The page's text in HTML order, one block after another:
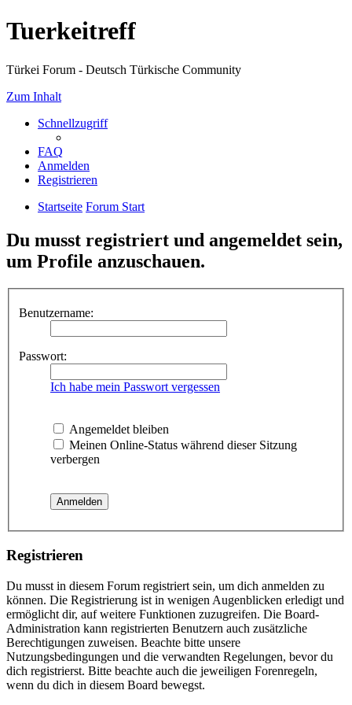
Tuerkeitreff
Türkei Forum - Deutsch Türkische Community
Zum Inhalt
Schnellzugriff
FAQ
Anmelden
Registrieren
Startseite Forum Start
Du musst registriert und angemeldet sein,
um Profile anzuschauen.
Benutzername:
Passwort:
Ich habe mein Passwort vergessen
Angemeldet bleiben
Meinen Online-Status während dieser Sitzung
verbergen
Registrieren
Du musst in diesem Forum registriert sein, um dich anmelden zu
können. Die Registrierung ist in wenigen Augenblicken erledigt und
ermöglicht dir, auf weitere Funktionen zuzugreifen. Die Board-
Administration kann registrierten Benutzern auch zusätzliche
Berechtigungen zuweisen. Beachte bitte unsere
Nutzungsbedingungen und die verwandten Regelungen, bevor du
dich registrierst. Bitte beachte auch die jeweiligen Forenregeln,
wenn du dich in diesem Board bewegst.